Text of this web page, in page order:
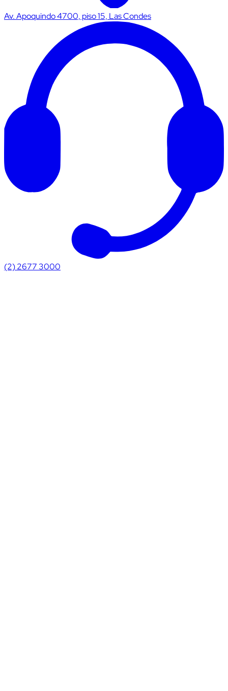
Av. Apoquindo 4700, piso 15, Las Condes
(2) 2677 3000